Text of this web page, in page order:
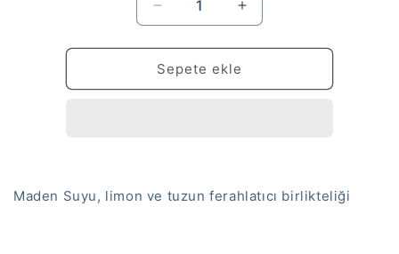
Churchill
için
adedi
azaltın
Churchill
için
adedi
Sepete ekle
Maden Suyu, limon ve tuzun ferahlatıcı birlikteliği